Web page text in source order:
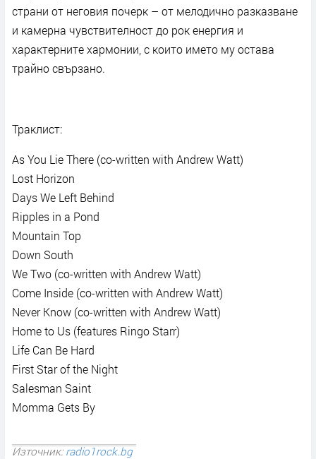
страни от неговия почерк – от мелодично разказване
и камерна чувствителност до рок енергия и
характерните хармонии, с които името му остава
трайно свързано.
Траклист:
As You Lie There (co-written with Andrew Watt)
Lost Horizon
Days We Left Behind
Ripples in a Pond
Mountain Top
Down South
We Two (co-written with Andrew Watt)
Come Inside (co-written with Andrew Watt)
Never Know (co-written with Andrew Watt)
Home to Us (features Ringo Starr)
Life Can Be Hard
First Star of the Night
Salesman Saint
Momma Gets By
Източник:radio1rock.bg